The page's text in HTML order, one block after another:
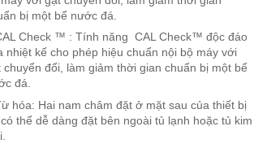
bị một bể nước đá.
Check ™ : Tính năng CAL Check™ độc đáo
nhiệt kế cho phép hiệu chuẩn nội bộ máy với
chuyển đổi, làm giảm thời gian chuẩn bị một bể
đá.
hóa: Hai nam châm đặt ở mặt sau của thiết bị
thể dễ dàng đặt bên ngoài tủ lạnh hoặc tủ kim